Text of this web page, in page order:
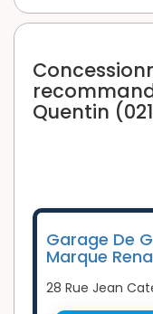
Quentin
Garage De
Marque
28 Rue Jean